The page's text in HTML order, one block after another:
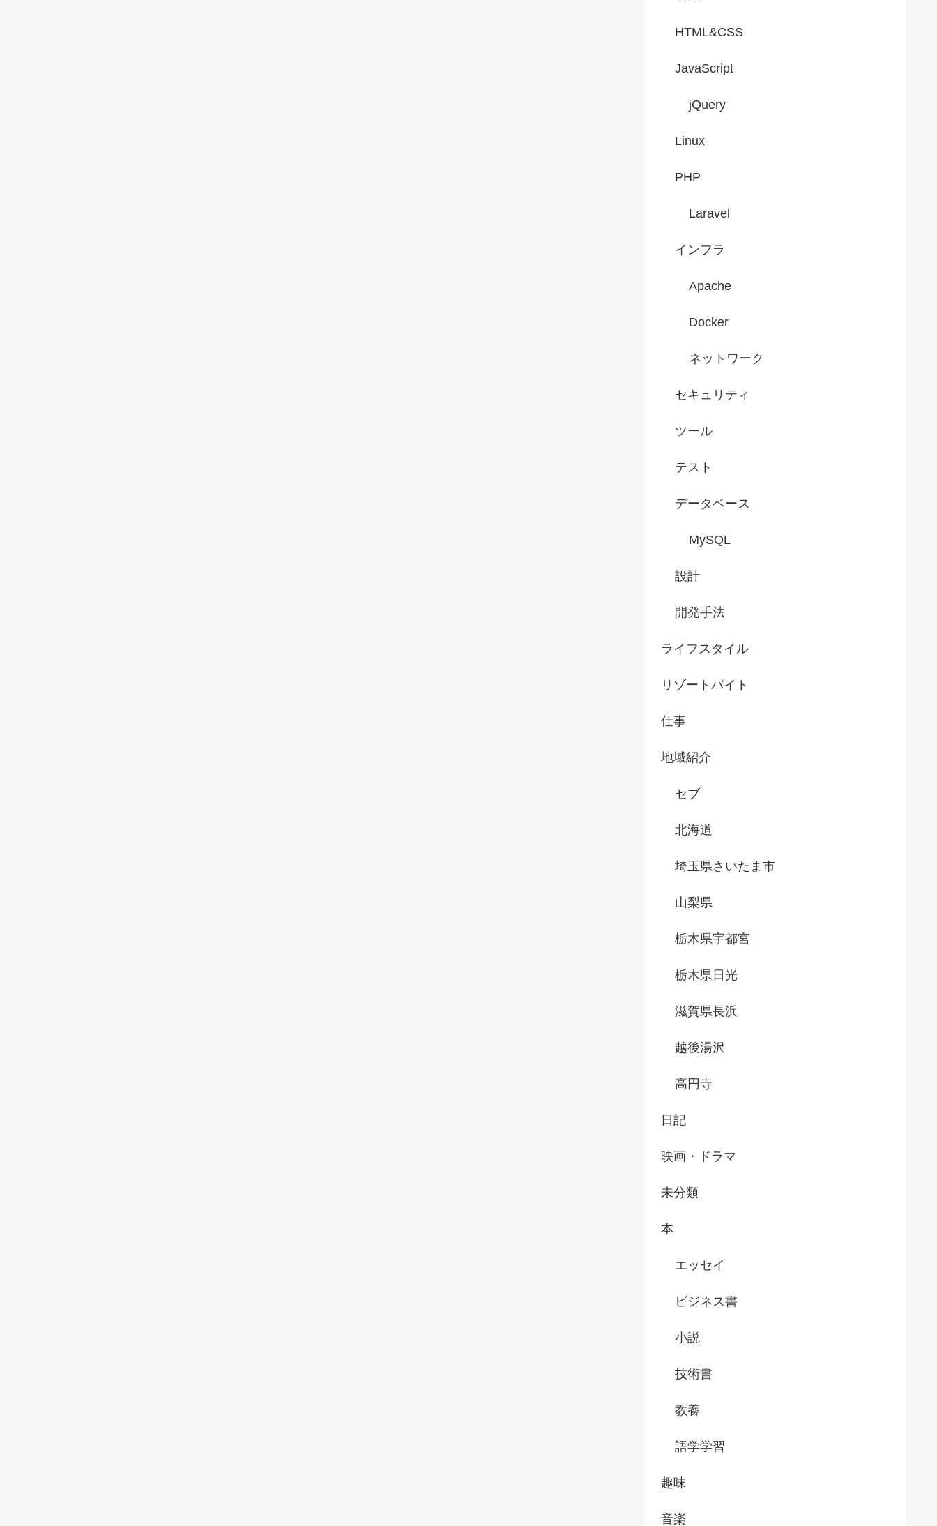
HTML&CSS
JavaScript
jQuery
Linux
PHP
Laravel
インフラ
Apache
Docker
ネットワーク
セキュリティ
ツール
テスト
データベース
MySQL
設計
開発手法
ライフスタイル
リゾートバイト
仕事
地域紹介
セブ
北海道
埼玉県さいたま市
山梨県
栃木県宇都宮
栃木県日光
滋賀県長浜
越後湯沢
高円寺
日記
映画・ドラマ
未分類
本
エッセイ
ビジネス書
小説
技術書
教養
語学学習
趣味
音楽